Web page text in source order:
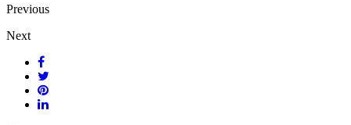
Previous
Next